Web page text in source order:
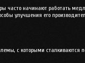
часто начинают работать
улучшения его
с которыми сталкиваются